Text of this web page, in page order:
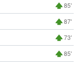
85'
87'
73'
85'